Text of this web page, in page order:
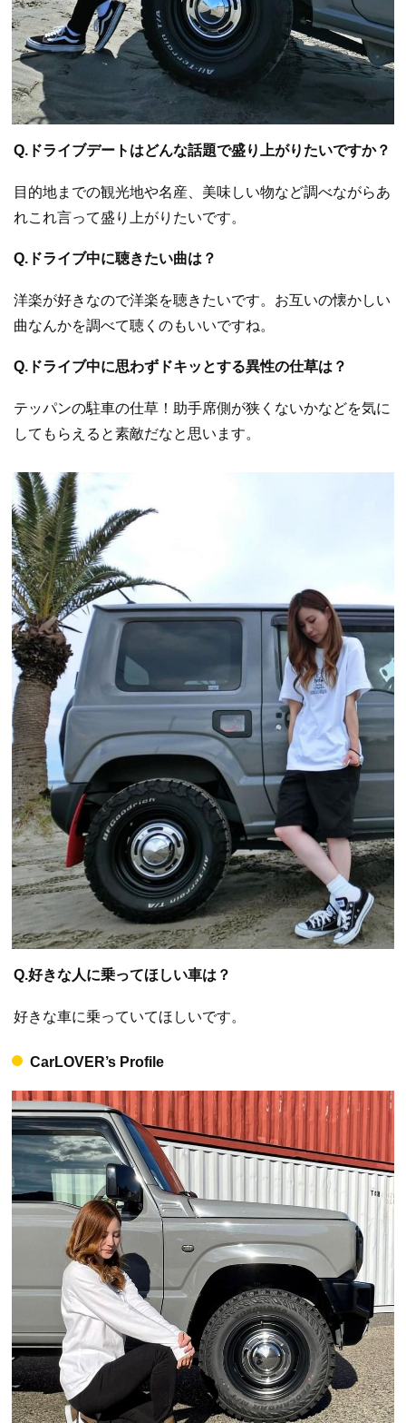
Q.ドライブデートはどんな話題で盛り上がりたいですか？
目的地までの観光地や名産、美味しい物など調べながらあ
れこれ言って盛り上がりたいです。
Q.ドライブ中に聴きたい曲は？
洋楽が好きなので洋楽を聴きたいです。お互いの懐かしい
曲なんかを調べて聴くのもいいですね。
Q.ドライブ中に思わずドキッとする異性の仕草は？
テッパンの駐車の仕草！助手席側が狭くないかなどを気に
してもらえると素敵だなと思います。
Q.好きな人に乗ってほしい車は？
好きな車に乗っていてほしいです。
CarLOVER’s Profile